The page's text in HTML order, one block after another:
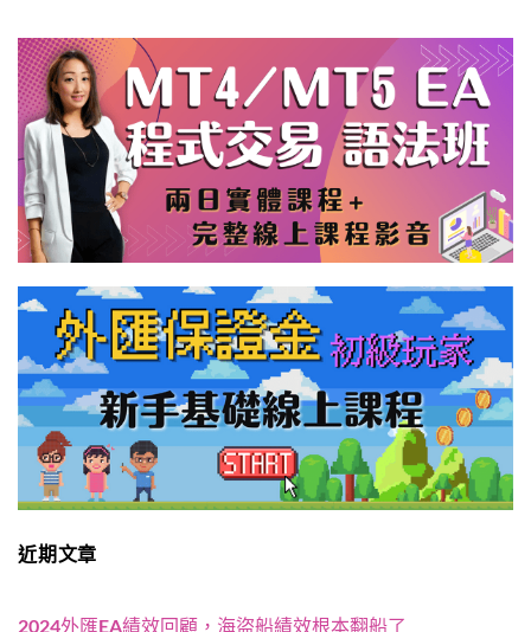
近期文章
2024外匯EA績效回顧，海盜船績效根本翻船了